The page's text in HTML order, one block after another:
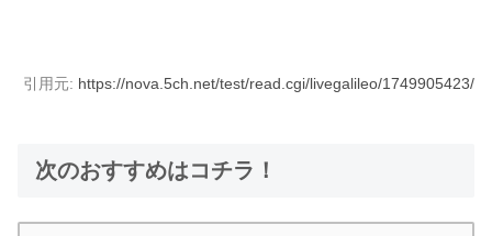
引用元: https://nova.5ch.net/test/read.cgi/livegalileo/1749905423/
次のおすすめはコチラ！